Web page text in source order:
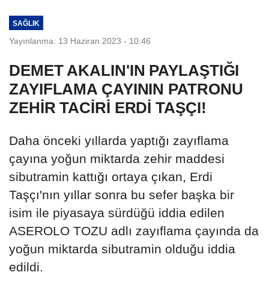
SAĞLIK
Yayınlanma: 13 Haziran 2023 - 10:46
DEMET AKALIN'IN PAYLAŞTIĞI
ZAYIFLAMA ÇAYININ PATRONU
ZEHİR TACİRİ ERDİ TAŞÇI!
Daha önceki yıllarda yaptığı zayıflama
çayına yoğun miktarda zehir maddesi
sibutramin kattığı ortaya çıkan, Erdi
Taşçı'nın yıllar sonra bu sefer başka bir
isim ile piyasaya sürdüğü iddia edilen
ASEROLO TOZU adlı zayıflama çayında da
yoğun miktarda sibutramin olduğu iddia
edildi.